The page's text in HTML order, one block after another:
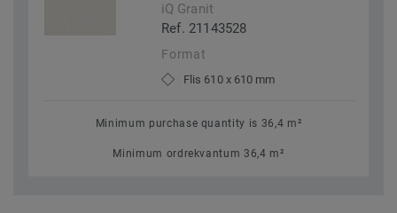
iQ Granit
Ref. 21143528
Format
Flis 610 x 610 mm
Minimum purchase quantity is 36,4 m²
Minimum ordrekvantum 36,4 m²